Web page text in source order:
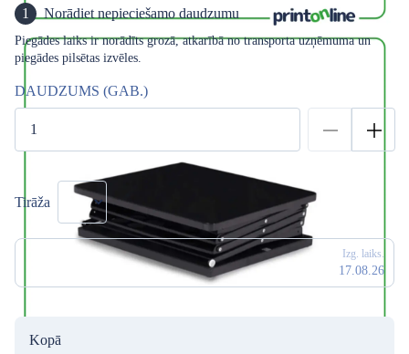
1 Norādiet nepieciešamo daudzumu
Piegādes laiks ir norādīts grozā, atkarībā no transporta uzņēmuma un
piegādes pilsētas izvēles.
DAUDZUMS (GAB.)
Tirāža
Izg. laiks.
17.08.26
Kopā